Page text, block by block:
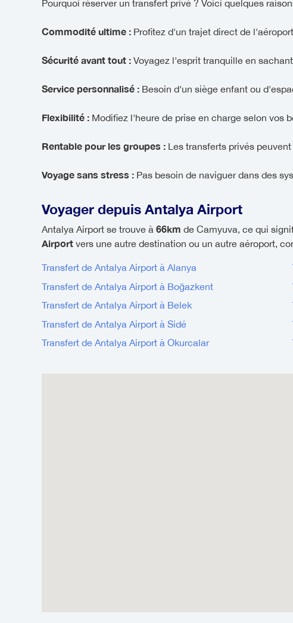
Pourquoi réserver un transfert privé ? Voici quelques
Commodité ultime :Profitez d'un trajet direct de
Sécurité avant tout :Voyagez l'esprit tranquille en
Service personnalisé :Besoin d'un siège enfant ou
Flexibilité :Modifiez l'heure de prise en charge selon vos
Rentable pour les groupes :Les transferts privés
Voyage sans stress :Pas besoin de naviguer dans des
Voyager depuis Antalya Airport
Antalya Airport se trouve à 66km de Camyuva, ce qui
Airportvers une autre destination ou un autre aéroport,
Transfert de Antalya Airport à Alanya
Transfert de Antalya Airport à Boğazkent
Transfert de Antalya Airport à Belek
Transfert de Antalya Airport à Sidé
Transfert de Antalya Airport à Okurcalar